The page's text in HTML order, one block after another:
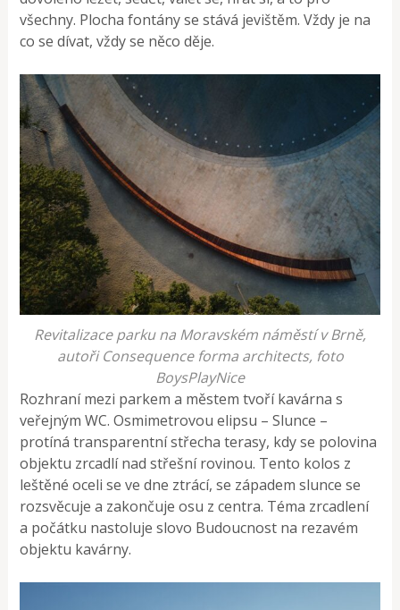
všechny. Plocha fontány se stává jevištěm. Vždy je na
co se dívat, vždy se něco děje.
Revitalizace parku na Moravském náměstí v Brně,
autoři Consequence forma architects, foto
BoysPlayNice
Rozhraní mezi parkem a městem tvoří kavárna s
veřejným WC. Osmimetrovou elipsu – Slunce –
protíná transparentní střecha terasy, kdy se polovina
objektu zrcadlí nad střešní rovinou. Tento kolos z
leštěné oceli se ve dne ztrácí, se západem slunce se
rozsvěcuje a zakončuje osu z centra. Téma zrcadlení
a počátku nastoluje slovo Budoucnost na rezavém
objektu kavárny.